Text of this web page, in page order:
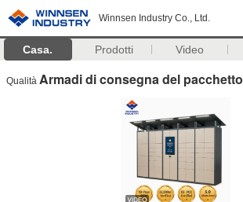
Winnsen Industry Co., Ltd.
Casa. Prodotti Video
Qualità Armadi di consegna del pacchetto